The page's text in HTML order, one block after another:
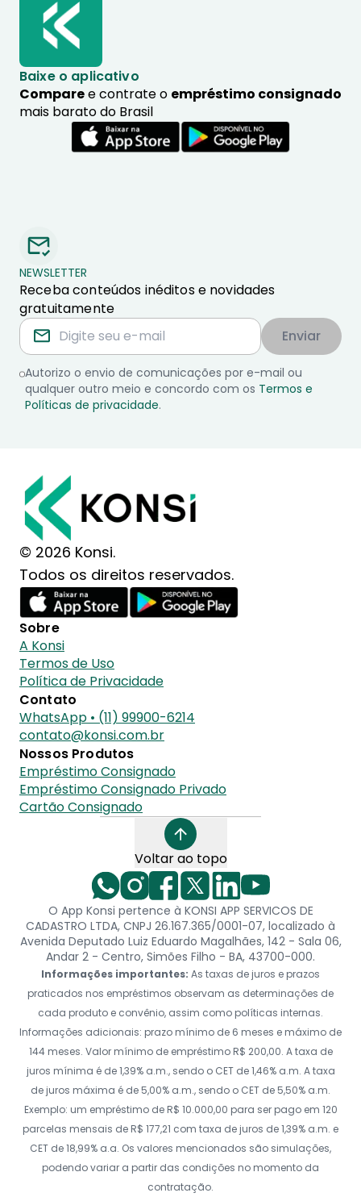
Baixe o aplicativo
Comparee contrate o empréstimo consignado
mais barato do Brasil
NEWSLETTER
Receba conteúdos inéditos e novidades
gratuitamente
Enviar
Autorizo o envio de comunicações por e-mail ou
qualquer outro meio e concordo com os Termos e
Políticas de privacidade.
© 2026 Konsi.
Todos os direitos reservados.
Sobre
A Konsi
Termos de Uso
Política de Privacidade
Contato
WhatsApp • (11) 99900-6214
contato@konsi.com.br
Nossos Produtos
Empréstimo Consignado
Empréstimo Consignado Privado
Cartão Consignado
Voltar ao topo
O App Konsi pertence à KONSI APP SERVICOS DE
CADASTRO LTDA, CNPJ 26.167.365/0001-07, localizado à
Avenida Deputado Luiz Eduardo Magalhães, 142 - Sala 06,
Andar 2 - Centro, Simões Filho - BA, 43700-000.
Informações importantes: As taxas de juros e prazos
praticados nos empréstimos observam as determinações de
cada produto e convênio, assim como políticas internas.
Informações adicionais: prazo mínimo de 6 meses e máximo de
144 meses. Valor mínimo de empréstimo R$ 200,00. A taxa de
juros mínima é de 1,39% a.m., sendo o CET de 1,46% a.m. A taxa
de juros máxima é de 5,00% a.m., sendo o CET de 5,50% a.m.
Exemplo: um empréstimo de R$ 10.000,00 para ser pago em 120
parcelas mensais de R$ 177,21 com taxa de juros de 1,39% a.m. e
CET de 18,99% a.a. Os valores mencionados são simulações,
podendo variar a partir das condições no momento da
contratação.